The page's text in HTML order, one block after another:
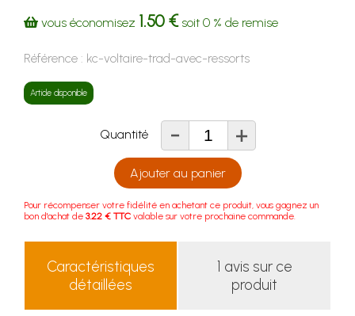
vous économisez 1.50 €soit 0 % de remise
Référence : kc-voltaire-trad-avec-ressorts
Article disponible
Quantité - +
Ajouter au panier
Pour récompenser votre fidélité en achetant ce produit, vous gagnez un
bon d'achat de 3.22 € TTC valable sur votre prochaine commande.
Caractéristiques
détaillées
1 avis sur ce
produit